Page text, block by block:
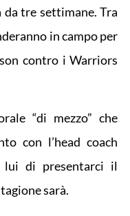
da tre settimane. Tra
in campo per
contro i Warriors
“di mezzo” che
con l’head coach
lui di presentarci il
sarà.